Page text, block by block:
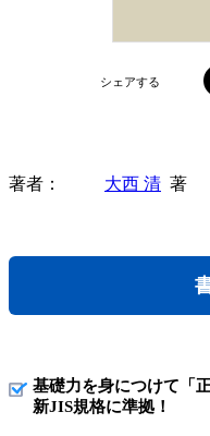
シェアする
著者 大西 清 著
基礎力を身につけて「
新JIS規格に準拠！